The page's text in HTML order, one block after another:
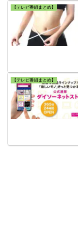
【テレビ番組まとめ】
【テレビ番組まとめ】